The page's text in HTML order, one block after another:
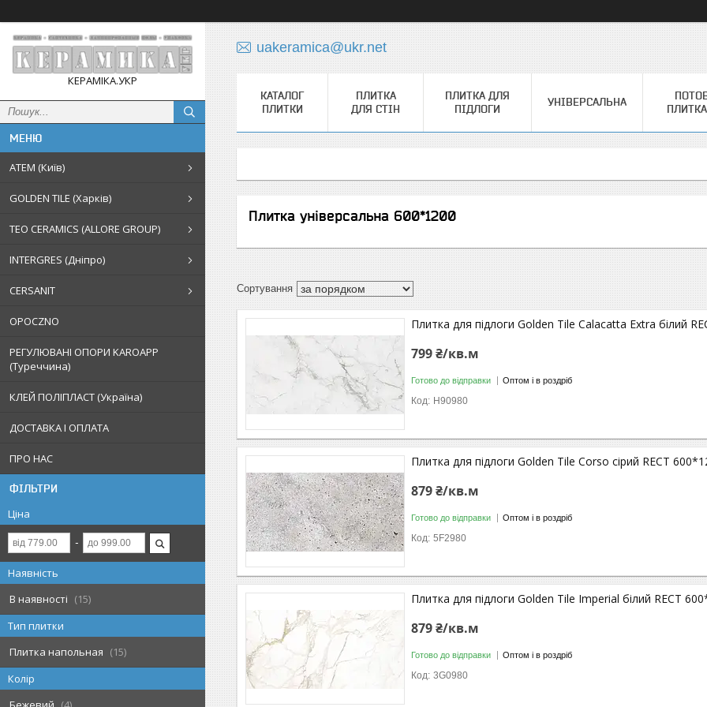
КЕРАМІКА.УКР
АТЕМ (Київ)
GOLDEN TILE (Харків)
TEO CERAMICS (ALLORE GROUP)
INTERGRES (Дніпро)
CERSANIT
OPOCZNO
РЕГУЛЮВАНІ ОПОРИ KAROAPP
(Туреччина)
КЛЕЙ ПОЛІПЛАСТ (Україна)
ДОСТАВКА І ОПЛАТА
ПРО НАС
ФІЛЬТРИ
Ціна
Наявність
В наявності
15
Тип плитки
Плитка напольная
15
Колір
uakeramica@ukr.net
КАТАЛОГ
ПЛИТКИ
ПЛИТКА
ДЛЯ СТІН
ПЛИТКА ДЛЯ
ПІДЛОГИ
УНІВЕРСАЛЬНА
Плитка універсальна 600*1200
Плитка для підлоги Golden Tile Calacatta Extra білий
799 ₴/кв.м
Готово до відправки Оптом і в роздріб
Н90980
Плитка для підлоги Golden Tile Corso сірий RECT
879 ₴/кв.м
Готово до відправки Оптом і в роздріб
5F2980
Плитка для підлоги Golden Tile Imperial білий RECT
879 ₴/кв.м
Готово до відправки Оптом і в роздріб
3G0980